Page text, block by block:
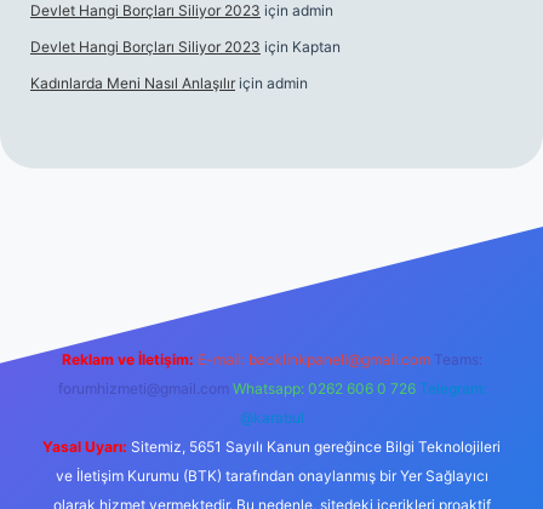
Devlet Hangi Borçları Siliyor 2023 için admin
Devlet Hangi Borçları Siliyor 2023 için Kaptan
Kadınlarda Meni Nasıl Anlaşılır için admin
Betexper giriş adresi
Reklam ve İletişim: E-mail: backlinkpaneli@gmail.com Teams:
forumhizmeti@gmail.com Whatsapp: 0262 606 0 726 Telegram:
@karabul
Yasal Uyarı: Sitemiz, 5651 Sayılı Kanun gereğince Bilgi Teknolojileri
ve İletişim Kurumu (BTK) tarafından onaylanmış bir Yer Sağlayıcı
olarak hizmet vermektedir. Bu nedenle, sitedeki içerikleri proaktif